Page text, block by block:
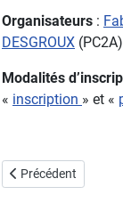
Organisateurs :
DESGROUX (PC2A)
Modalités
« inscription » et «
Article précédent :
Précédent